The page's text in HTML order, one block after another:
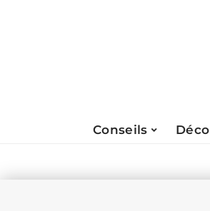
Conseils Déco